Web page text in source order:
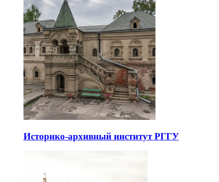
Историко-архивный институт РГГУ